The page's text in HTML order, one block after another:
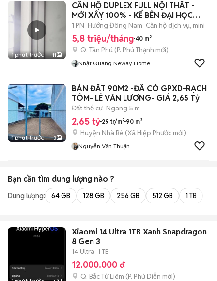
1 phút trước 11
CĂN HỘ DUPLEX FULL NỘI THẤT -
MỚI XÂY 100% - KẾ BÊN ĐẠI HỌC
VĂN HIẾN
1 PN Hướng Đông Nam Căn hộ dịch vụ, mini
5,8 triệu/tháng 40 m²
Q. Tân Phú (P. Phú Thạnh mới)
Nhật Quang Neway Home
1 phút trước 3
BÁN ĐẤT 90M2 -ĐÃ CÓ GPXD-RẠCH
TÔM- LÊ VĂN LƯƠNG- GIÁ 2,65 Tỷ
Đất thổ cư Ngang 5 m
2,65 tỷ 29 tr/m² 90 m²
Huyện Nhà Bè (Xã Hiệp Phước mới)
Nguyễn Văn Thuận
Bạn cần tìm dung lượng nào ?
Dung lượng: 64 GB 128 GB 256 GB 512 GB 1 TB
Xiaomi 14 Ultra 1TB Xanh Snapdragon
8 Gen 3
14 Ultra 1 TB
12.000.000 đ
Q. Bắc Từ Liêm (P. Phú Diễn mới)